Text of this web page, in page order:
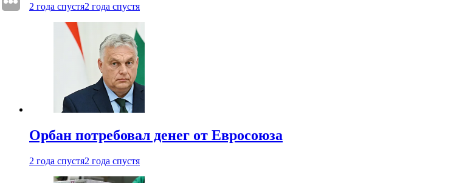
2 года спустя2 года спустя
Орбан потребовал денег от Евросоюза
2 года спустя2 года спустя